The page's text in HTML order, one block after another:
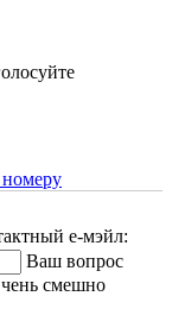
е-мэйл:
Ваш вопрос